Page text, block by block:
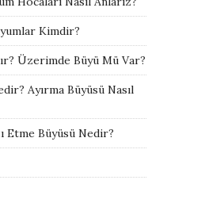
Kimdir?
Üzerimde Büyü Mü Var?
Ayırma Büyüsü Nasıl
Etme Büyüsü Nedir?